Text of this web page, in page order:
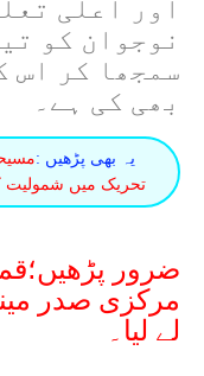
اور اعلی
نوجوان کو
سمجھا کر اس
بھی کی ہے۔
یہ بھی پڑھیں :
تحریک میں شمولیت
ضرور
مرکزی صدر
لے لیا۔